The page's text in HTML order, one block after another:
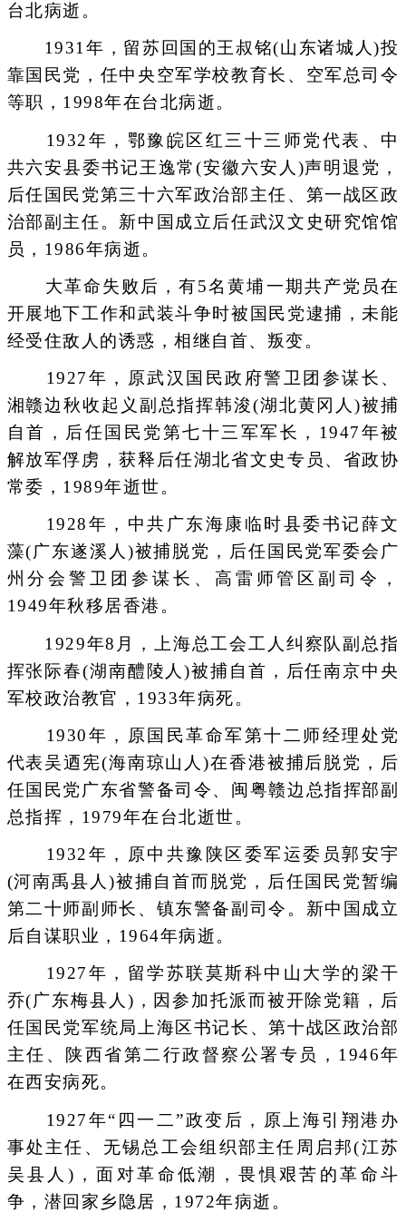
台北病逝。
1931年，留苏回国的王叔铭(山东诸城人)投
靠国民党，任中央空军学校教育长、空军总司令
等职，1998年在台北病逝。
1932年，鄂豫皖区红三十三师党代表、中
共六安县委书记王逸常(安徽六安人)声明退党，
后任国民党第三十六军政治部主任、第一战区政
治部副主任。新中国成立后任武汉文史研究馆馆
员，1986年病逝。
大革命失败后，有5名黄埔一期共产党员在
开展地下工作和武装斗争时被国民党逮捕，未能
经受住敌人的诱惑，相继自首、叛变。
1927年，原武汉国民政府警卫团参谋长、
湘赣边秋收起义副总指挥韩浚(湖北黄冈人)被捕
自首，后任国民党第七十三军军长，1947年被
解放军俘虏，获释后任湖北省文史专员、省政协
常委，1989年逝世。
1928年，中共广东海康临时县委书记薛文
藻(广东遂溪人)被捕脱党，后任国民党军委会广
州分会警卫团参谋长、高雷师管区副司令，
1949年秋移居香港。
1929年8月，上海总工会工人纠察队副总指
挥张际春(湖南醴陵人)被捕自首，后任南京中央
军校政治教官，1933年病死。
1930年，原国民革命军第十二师经理处党
代表吴迺宪(海南琼山人)在香港被捕后脱党，后
任国民党广东省警备司令、闽粤赣边总指挥部副
总指挥，1979年在台北逝世。
1932年，原中共豫陕区委军运委员郭安宇
(河南禹县人)被捕自首而脱党，后任国民党暂编
第二十师副师长、镇东警备副司令。新中国成立
后自谋职业，1964年病逝。
1927年，留学苏联莫斯科中山大学的梁干
乔(广东梅县人)，因参加托派而被开除党籍，后
任国民党军统局上海区书记长、第十战区政治部
主任、陕西省第二行政督察公署专员，1946年
在西安病死。
1927年“四一二”政变后，原上海引翔港办
事处主任、无锡总工会组织部主任周启邦(江苏
吴县人)，面对革命低潮，畏惧艰苦的革命斗
争，潜回家乡隐居，1972年病逝。